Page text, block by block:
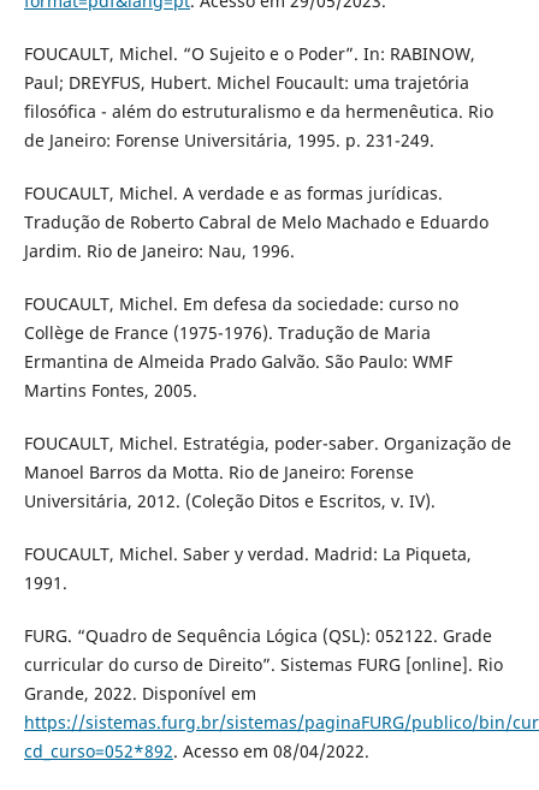
FOUCAULT, Michel. “O Sujeito e o Poder”. In: RABINOW,
Paul; DREYFUS, Hubert. Michel Foucault: uma trajetória
filosófica - além do estruturalismo e da hermenêutica. Rio
de Janeiro: Forense Universitária, 1995. p. 231-249.
FOUCAULT, Michel. A verdade e as formas jurídicas.
Tradução de Roberto Cabral de Melo Machado e Eduardo
Jardim. Rio de Janeiro: Nau, 1996.
FOUCAULT, Michel. Em defesa da sociedade: curso no
Collège de France (1975-1976). Tradução de Maria
Ermantina de Almeida Prado Galvão. São Paulo: WMF
Martins Fontes, 2005.
FOUCAULT, Michel. Estratégia, poder-saber. Organização de
Manoel Barros da Motta. Rio de Janeiro: Forense
Universitária, 2012. (Coleção Ditos e Escritos, v. IV).
FOUCAULT, Michel. Saber y verdad. Madrid: La Piqueta,
1991.
FURG. “Quadro de Sequência Lógica (QSL): 052122. Grade
curricular do curso de Direito”. Sistemas FURG [online]. Rio
Grande, 2022. Disponível em
https://sistemas.furg.br/sistemas/paginaFURG/publico/bin/
cd_curso=052*892. Acesso em 08/04/2022.